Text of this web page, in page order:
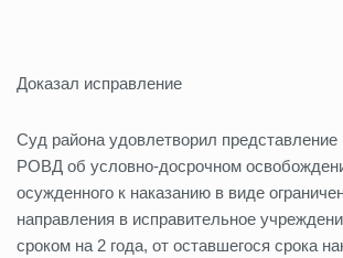
Доказал исправление
Суд района удовлетворил представление
РОВД об условно-досрочном
осужденного к наказанию в виде
направления в исправительное
сроком на 2 года, от оставшегося срока